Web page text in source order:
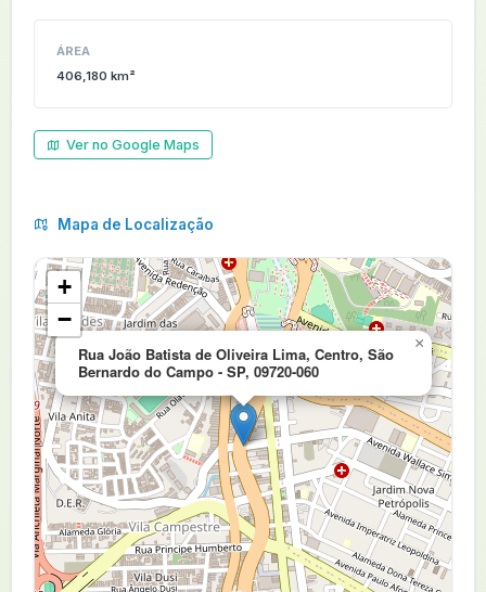
ÁREA
406,180 km²
Ver no Google Maps
Mapa de Localização
Rua João Batista de Oliveira Lima, Centro, São
Bernardo do Campo - SP, 09720-060
×
+
−